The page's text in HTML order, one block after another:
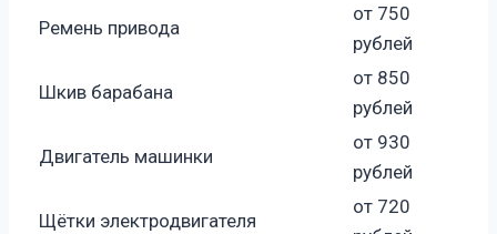
Ремень привода
от 750
рублей
Шкив барабана
от 850
рублей
Двигатель машинки
от 930
рублей
Щётки электродвигателя
от 720